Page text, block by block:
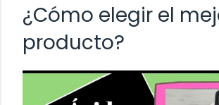
¿Cómo elegir el
producto?